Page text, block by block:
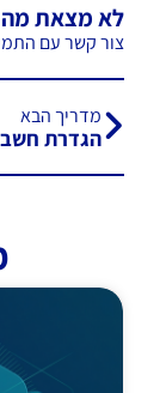
לא מצאת
צור קשר עם
מדריך הבא